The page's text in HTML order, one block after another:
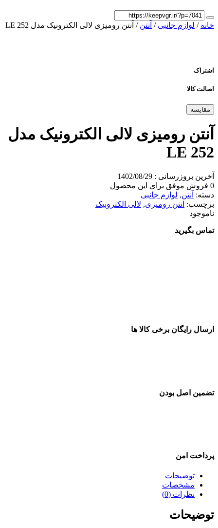
خانه / لوازم جانبی / آنتن / آنتن رومیزی لالی الکترونیک مدل LE 252
اشتراک
اصالت کالا
مقایسه
آنتن رومیزی لالی الکترونیک مدل
LE 252
آخرین بروزرسانی : 1402/08/29
0 فروش موفق برای این محصول
دسته: آنتن, لوازم جانبی
برچسب: انتن رومیزی, لالی الکترونیک
ناموجود
تماس بگیرید
ارسال رایگان برخی کالا ها
تضمین اصل بودن
پرداخت امن
توضیحات
مشخصات
نظرات (0)
توضیحات